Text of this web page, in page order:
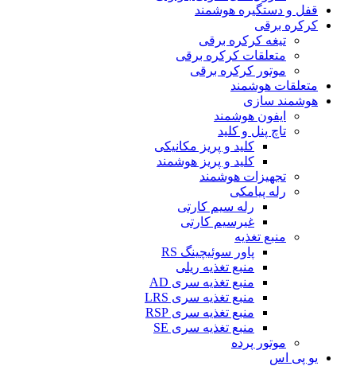
قفل و دستگیره هوشمند
کرکره برقی
تیغه کرکره برقی
متعلقات کرکره برقی
موتور کرکره برقی
متعلقات هوشمند
هوشمند سازی
ایفون هوشمند
تاچ پنل و کلید
کلید و پریز مکانیکی
کلید و پریز هوشمند
تجهیزات هوشمند
رله پیامکی
رله سیم کارتی
غیرسیم کارتی
منبع تغذیه
پاور سوئیچینگ RS
منبع تغذیه ریلی
منبع تغذیه سری AD
منبع تغذیه سری LRS
منبع تغذیه سری RSP
منبع تغذیه سری SE
موتور پرده
یو پی اس